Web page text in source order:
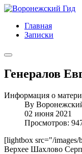
Главная
Записки
Генералов
Информация о
By
02 июня 2021
Просмотров:
[lightbox src="/
Верхее Шахлово